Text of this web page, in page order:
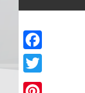
Facebook
Twitter